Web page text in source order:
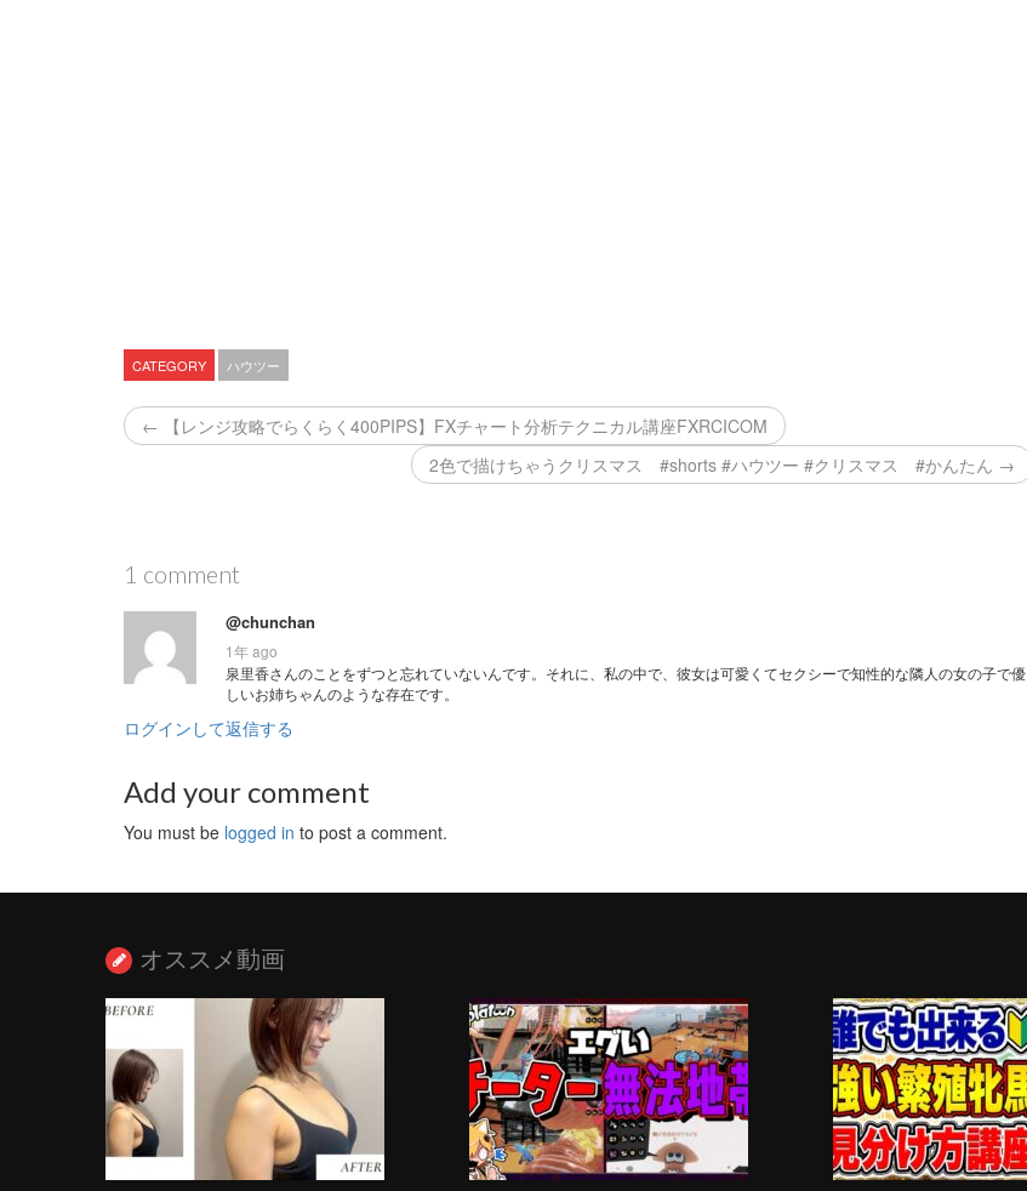
CATEGORY ハウツー
← 【レンジ攻略でらくらく400PIPS】FXチャート分析テクニカル講座FXRCICOM
2色で描けちゃうクリスマス #shorts #ハウツー #クリスマス #かんたん →
1 comment
@chunchan
1年 ago
泉里香さんのことをずつと忘れていないんです。それに、私の中で、彼女は可愛くてセクシーで知性的な隣人の女の子で優
しいお姉ちゃんのような存在です。
ログインして返信する
Add your comment
You must be logged in to post a comment.
オススメ動画